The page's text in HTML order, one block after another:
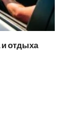
и отдыха